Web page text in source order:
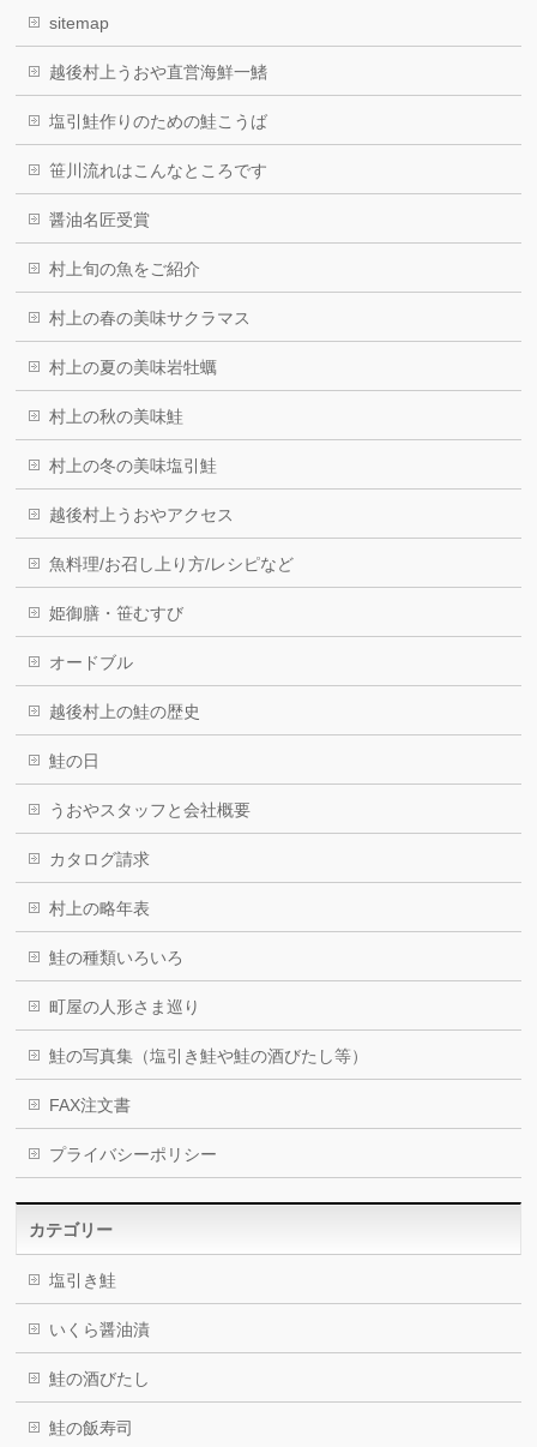
sitemap
越後村上うおや直営海鮮一鰭
塩引鮭作りのための鮭こうば
笹川流れはこんなところです
醤油名匠受賞
村上旬の魚をご紹介
村上の春の美味サクラマス
村上の夏の美味岩牡蠣
村上の秋の美味鮭
村上の冬の美味塩引鮭
越後村上うおやアクセス
魚料理/お召し上り方/レシピなど
姫御膳・笹むすび
オードブル
越後村上の鮭の歴史
鮭の日
うおやスタッフと会社概要
カタログ請求
村上の略年表
鮭の種類いろいろ
町屋の人形さま巡り
鮭の写真集（塩引き鮭や鮭の酒びたし等）
FAX注文書
プライバシーポリシー
カテゴリー
塩引き鮭
いくら醤油漬
鮭の酒びたし
鮭の飯寿司